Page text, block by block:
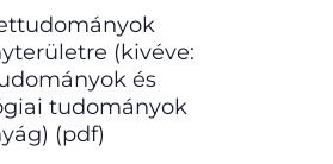
(kivéve:
és
tudományok
(pdf)